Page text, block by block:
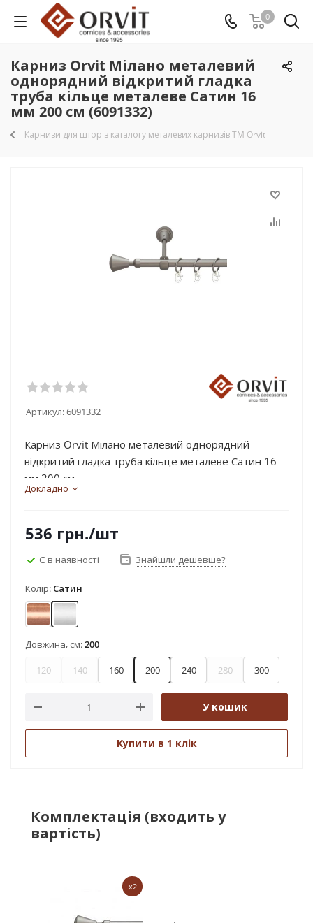
0
Карниз Orvit Мілано металевий
однорядний відкритий гладка
труба кільце металеве Сатин 16
мм 200 см (6091332)
Карнизи для штор з каталогу металевих карнизів TM Orvit
Артикул:6091332
Карниз Orvit Мілано металевий однорядний
відкритий гладка труба кільце металеве Сатин 16
мм 200 см...
Докладно
536 грн./шт
Є в наявності Знайшли дешевше?
Колір: Сатин
МідьСатин
Довжина, см:200
120 140 160 200 240 280 300
У кошик
Купити в 1 клік
Комплектація (входить у
вартість)
x2